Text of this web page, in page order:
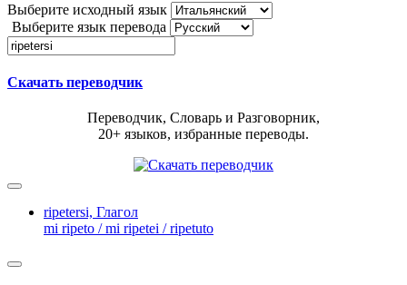
Выберите исходный язык
Выберите язык перевода
Скачать переводчик
Переводчик, Словарь и Разговорник,
20+ языков, избранные переводы.
ripetersi, Глагол
mi ripeto / mi ripetei / ripetuto